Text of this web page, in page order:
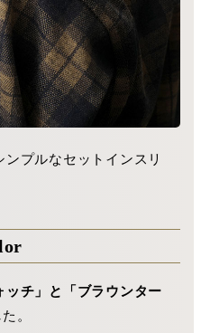
プルなセットインスリ
ッチ」と「ブラウンター
。